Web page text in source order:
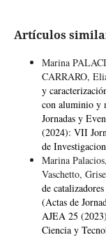
Artículos
Marina
CARRARO,
y
con aluminio y
Jornadas y
(2024): VII
de
Marina
Vaschetto,
de
(Actas de
AJEA 25
Ciencia y